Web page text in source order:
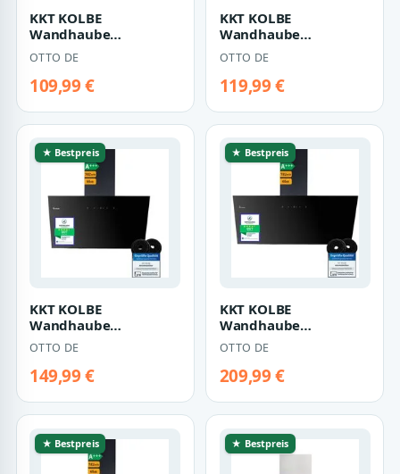
KKT KOLBE
Wandhaube
Dunstabzugshaube
60cm BASE6004S
Dunstabzugshaube 6…
OTTO DE
109,99 €
KKT KOLBE
Wandhaube
Dunstabzugshaube
60cm BASE6002W
Dunstabzugshaube 6…
OTTO DE
119,99 €
★ Bestpreis
KKT KOLBE
Wandhaube
Dunstabzugshaube
60cm TRIO6025S
Dunstabzugshaube 6…
OTTO DE
149,99 €
★ Bestpreis
KKT KOLBE
Wandhaube
Dunstabzugshaube
90cm TRIO9025S
Dunstabzugshaube 9…
OTTO DE
209,99 €
★ Bestpreis ★ Bestpreis